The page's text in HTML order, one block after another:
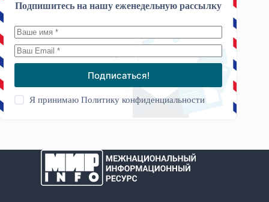
Подпишитесь на нашу еженедельную рассылку
Подписаться!
Я принимаюПолитику конфиденциальности